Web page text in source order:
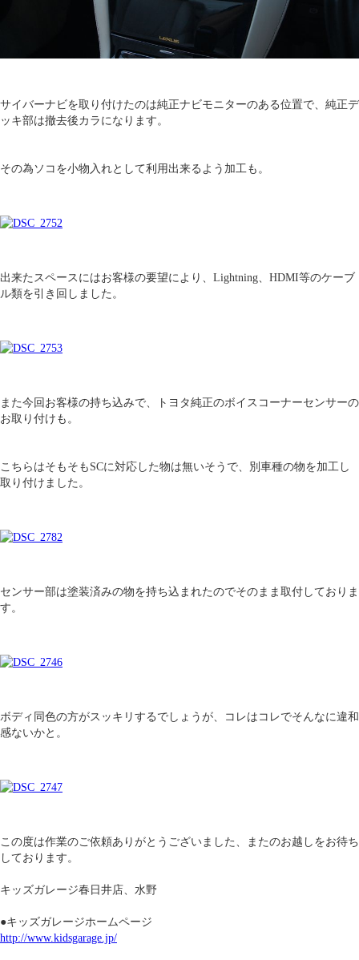
サイバーナビを取り付けたのは純正ナビモニターのある位置で、純正デ
ッキ部は撤去後カラになります。
その為ソコを小物入れとして利用出来るよう加工も。
出来たスペースにはお客様の要望により、Lightning、HDMI等のケーブ
ル類を引き回しました。
また今回お客様の持ち込みで、トヨタ純正のボイスコーナーセンサーの
お取り付けも。
こちらはそもそもSCに対応した物は無いそうで、別車種の物を加工し
取り付けました。
センサー部は塗装済みの物を持ち込まれたのでそのまま取付しておりま
す。
ボディ同色の方がスッキリするでしょうが、コレはコレでそんなに違和
感ないかと。
この度は作業のご依頼ありがとうございました、またのお越しをお待ち
しております。
キッズガレージ春日井店、水野
●キッズガレージホームページ
http://www.kidsgarage.jp/